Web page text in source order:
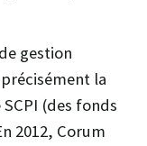
gestion
la
(des fonds
2012, Corum